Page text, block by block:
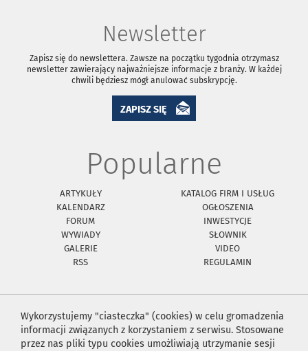
Newsletter
Zapisz się do newslettera. Zawsze na początku tygodnia otrzymasz
newsletter zawierający najważniejsze informacje z branży. W każdej
chwili będziesz mógł anulować subskrypcję.
ZAPISZ SIĘ
Popularne
ARTYKUŁY
KATALOG FIRM I USŁUG
KALENDARZ
OGŁOSZENIA
FORUM
INWESTYCJE
WYWIADY
SŁOWNIK
GALERIE
VIDEO
RSS
REGULAMIN
Wykorzystujemy "ciasteczka" (cookies) w celu gromadzenia
informacji związanych z korzystaniem z serwisu. Stosowane
przez nas pliki typu cookies umożliwiają utrzymanie sesji